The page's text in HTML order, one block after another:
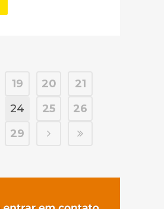
19 20
21
24 25
26
29